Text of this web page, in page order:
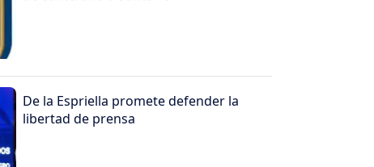
De la Espriella promete defender la
libertad de prensa